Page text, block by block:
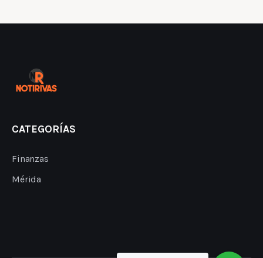
CATEGORÍAS
Finanzas
Mérida